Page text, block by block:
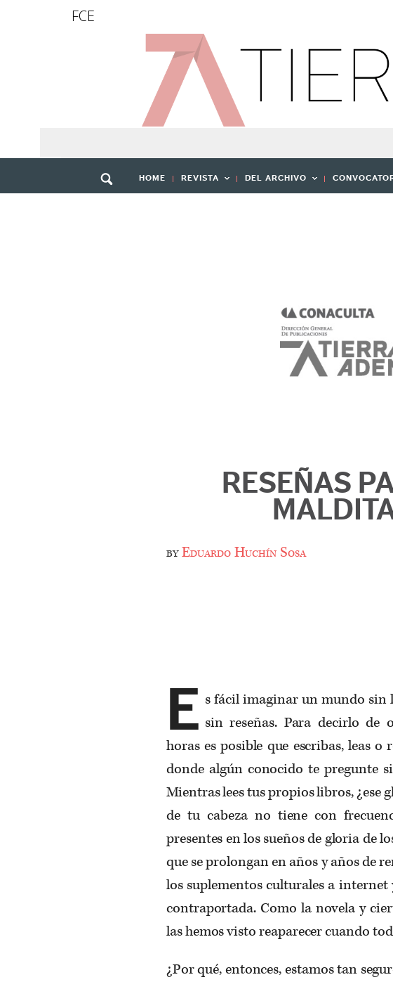
FCE
HOME REVISTA DEL ARCHIVO
RESEÑAS
byEduardo Huchín Sosa
E s fácil imaginar un mundo
sin reseñas. Para decirlo de
horas es posible que escribas, leas
donde algún conocido te pregunte
Mientras lees tus propios libros, ¿ese
de tu cabeza no tiene con
presentes en los sueños de gloria de
que se prolongan en años y años de
los suplementos culturales a
contraportada. Como la novela y
las hemos visto reaparecer cuando
¿Por qué, entonces, estamos tan